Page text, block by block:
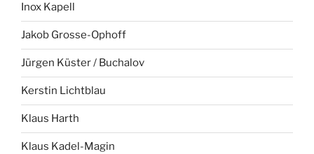
Inox Kapell
Jakob Grosse-Ophoff
Jürgen Küster / Buchalov
Kerstin Lichtblau
Klaus Harth
Klaus Kadel-Magin